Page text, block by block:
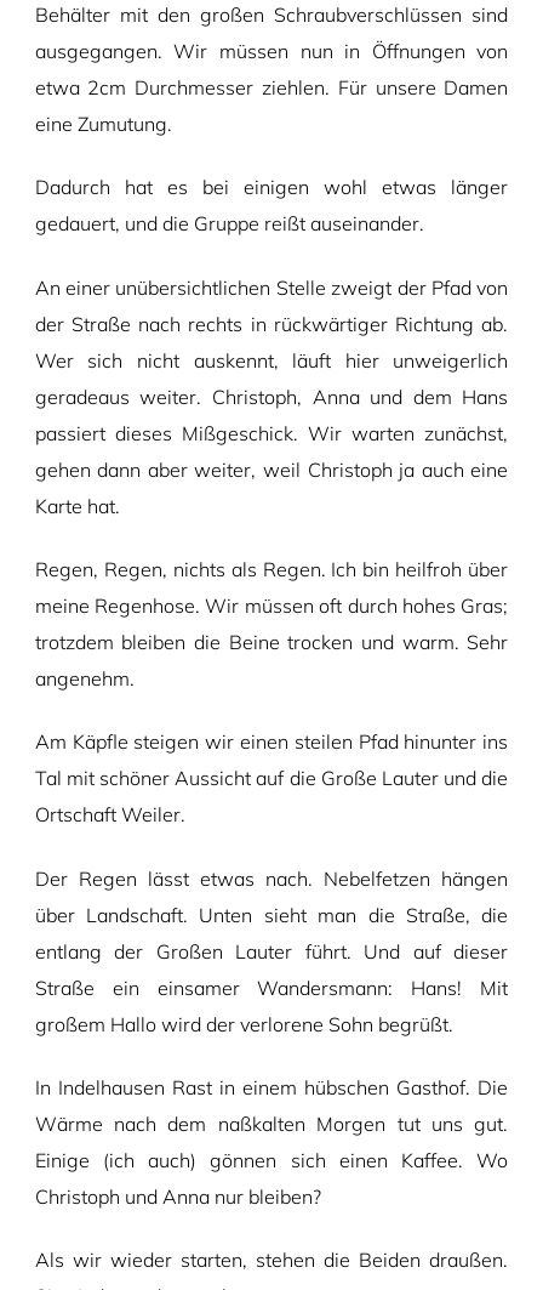
Behälter mit den großen Schraubverschlüssen sind
ausgegangen. Wir müssen nun in Öffnungen von
etwa 2cm Durchmesser ziehlen. Für unsere Damen
eine Zumutung.
Dadurch hat es bei einigen wohl etwas länger
gedauert, und die Gruppe reißt auseinander.
An einer unübersichtlichen Stelle zweigt der Pfad von
der Straße nach rechts in rückwärtiger Richtung ab.
Wer sich nicht auskennt, läuft hier unweigerlich
geradeaus weiter. Christoph, Anna und dem Hans
passiert dieses Mißgeschick. Wir warten zunächst,
gehen dann aber weiter, weil Christoph ja auch eine
Karte hat.
Regen, Regen, nichts als Regen. Ich bin heilfroh über
meine Regenhose. Wir müssen oft durch hohes Gras;
trotzdem bleiben die Beine trocken und warm. Sehr
angenehm.
Am Käpfle steigen wir einen steilen Pfad hinunter ins
Tal mit schöner Aussicht auf die Große Lauter und die
Ortschaft Weiler.
Der Regen lässt etwas nach. Nebelfetzen hängen
über Landschaft. Unten sieht man die Straße, die
entlang der Großen Lauter führt. Und auf dieser
Straße ein einsamer Wandersmann: Hans! Mit
großem Hallo wird der verlorene Sohn begrüßt.
In Indelhausen Rast in einem hübschen Gasthof. Die
Wärme nach dem naßkalten Morgen tut uns gut.
Einige (ich auch) gönnen sich einen Kaffee. Wo
Christoph und Anna nur bleiben?
Als wir wieder starten, stehen die Beiden draußen.